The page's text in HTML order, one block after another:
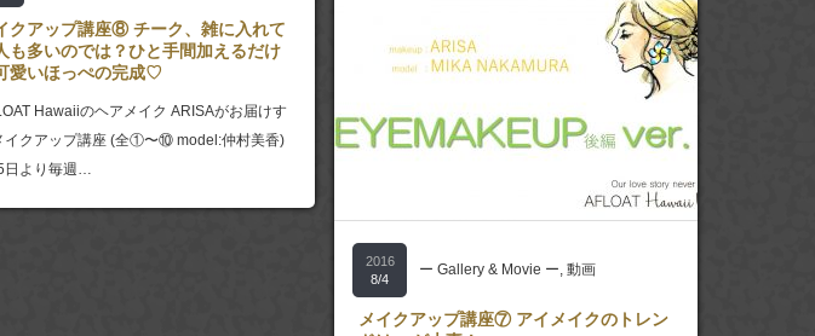
クアップ講座⑧ チーク、雑に入れて
も多いのでは？ひと手間加えるだけ
愛いほっぺの完成♡
Hawaiiのヘアメイク ARISAがお届けす
イクアップ講座 (全①〜⑩ model:仲村美香)
日より毎週…
2016
8/4
ー Gallery & Movie ー, 動画
メイクアップ講座⑦ アイメイクのトレン